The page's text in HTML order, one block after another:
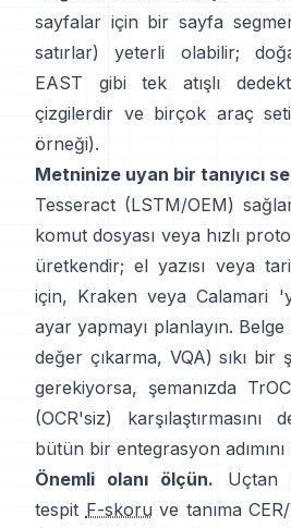
sayfalar için bir sayfa
satırlar) yeterli olabilir;
EAST
gibi tek atışlı
çizgilerdir ve birçok araç
örneği).
Metninize uyan bir tanıyıcı
Tesseract (LSTM/OEM)
komut dosyası veya hızlı
üretkendir; el yazısı veya
için, Kraken veya Calamari
ayar yapmayı planlayın.
değer çıkarma, VQA) sıkı bir
gerekiyorsa, şemanızda
(OCR'siz) karşılaştırmasını
bütün bir entegrasyon adımını
Önemli olanı ölçün. Uçtan
tespit F-skoru ve tanıma